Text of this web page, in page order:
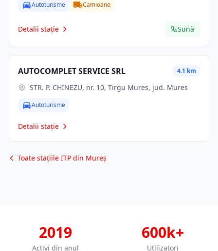
Autoturisme Camioane
Detalii stație Sună
AUTOCOMPLET SERVICE SRL 4.1 km
STR. P. CHINEZU, nr. 10, Tirgu Mures, jud. Mures
Autoturisme
Detalii stație
Toate stațiile ITP din Mureș
2019
Activi din anul
600k+
Utilizatori